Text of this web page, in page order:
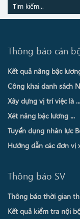
Thông báo cán
Kết quả nâng bậc
Công khai danh sách
Xây dựng vị trí việc là ...
Xét nâng bậc lương ...
Tuyển dụng nhân lực
Hướng dẫn các đơn vị
Thông báo SV
Thông báo thời gian
Kết quả kiểm tra nội